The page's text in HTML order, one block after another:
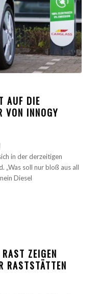
AUF DIE
VON INNOGY
in der derzeitigen
„Was soll nur bloß aus all
Diesel
ZEIGEN
RASTSTÄTTEN